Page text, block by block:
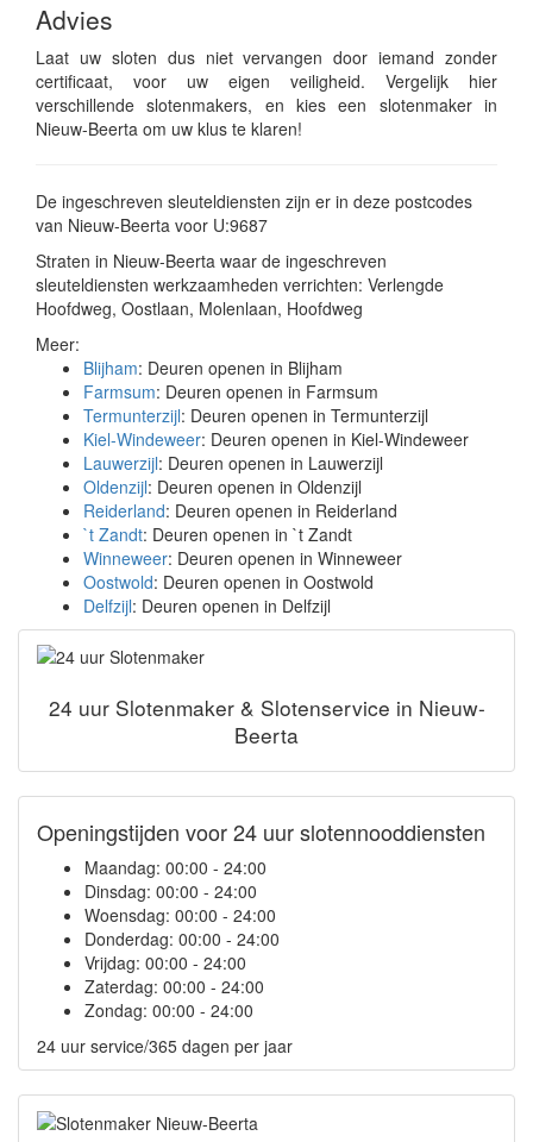
Advies
Laat uw sloten dus niet vervangen door iemand zonder
certificaat, voor uw eigen veiligheid. Vergelijk hier
verschillende slotenmakers, en kies een slotenmaker in
Nieuw-Beerta om uw klus te klaren!
De ingeschreven sleuteldiensten zijn er in deze postcodes
van Nieuw-Beerta voor U:9687
Straten in Nieuw-Beerta waar de ingeschreven
sleuteldiensten werkzaamheden verrichten: Verlengde
Hoofdweg, Oostlaan, Molenlaan, Hoofdweg
Meer:
Blijham: Deuren openen in Blijham
Farmsum: Deuren openen in Farmsum
Termunterzijl: Deuren openen in Termunterzijl
Kiel-Windeweer: Deuren openen in Kiel-Windeweer
Lauwerzijl: Deuren openen in Lauwerzijl
Oldenzijl: Deuren openen in Oldenzijl
Reiderland: Deuren openen in Reiderland
`t Zandt: Deuren openen in `t Zandt
Winneweer: Deuren openen in Winneweer
Oostwold: Deuren openen in Oostwold
Delfzijl: Deuren openen in Delfzijl
24 uur Slotenmaker & Slotenservice in Nieuw-
Beerta
Openingstijden voor 24 uur slotennooddiensten
Maandag: 00:00 - 24:00
Dinsdag: 00:00 - 24:00
Woensdag: 00:00 - 24:00
Donderdag: 00:00 - 24:00
Vrijdag: 00:00 - 24:00
Zaterdag: 00:00 - 24:00
Zondag: 00:00 - 24:00
24 uur service/365 dagen per jaar